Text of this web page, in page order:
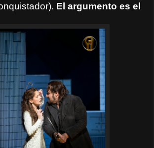
El argumento es el